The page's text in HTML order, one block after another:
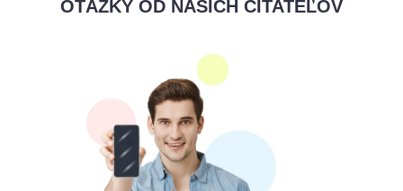
OTÁZKY OD NAŠICH ČITATEĽOV